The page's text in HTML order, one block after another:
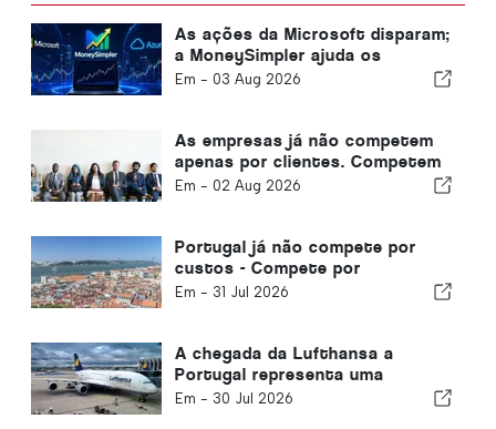
As ações da Microsoft disparam;
a MoneySimpler ajuda os
investidores a gerar
com IA
Em - 03 Aug 2026
As empresas já não competem
apenas por clientes. Competem
por talento.
Em - 02 Aug 2026
Portugal já não compete por
custos - Compete por
ecossistemas.
Em - 31 Jul 2026
A chegada da Lufthansa a
Portugal representa uma
oportunidade
Em - 30 Jul 2026